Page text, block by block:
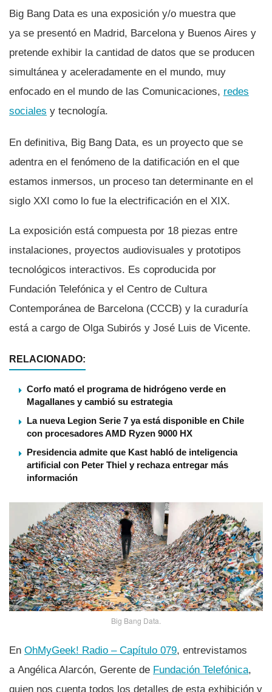
Big Bang Data es una exposición y/o muestra que
ya se presentó en Madrid, Barcelona y Buenos Aires y
pretende exhibir la cantidad de datos que se producen
simultánea y aceleradamente en el mundo, muy
enfocado en el mundo de las Comunicaciones, redes
sociales y tecnologí­a.
En definitiva, Big Bang Data, es un proyecto que se
adentra en el fenómeno de la datificación en el que
estamos inmersos, un proceso tan determinante en el
siglo XXI como lo fue la electrificación en el XIX.
La exposición está compuesta por 18 piezas entre
instalaciones, proyectos audiovisuales y prototipos
tecnológicos interactivos. Es coproducida por
Fundación Telefónica y el Centro de Cultura
Contemporánea de Barcelona (CCCB) y la curadurí­a
está a cargo de Olga Subirós y José Luis de Vicente.
RELACIONADO:
Corfo mató el programa de hidrógeno verde en
Magallanes y cambió su estrategia
La nueva Legion Serie 7 ya está disponible en Chile
con procesadores AMD Ryzen 9000 HX
Presidencia admite que Kast habló de inteligencia
artificial con Peter Thiel y rechaza entregar más
información
Big Bang Data.
En OhMyGeek! Radio – Capí­tulo 079, entrevistamos
a Angélica Alarcón, Gerente de Fundación Telefónica,
quien nos cuenta todos los detalles de esta exhibición y